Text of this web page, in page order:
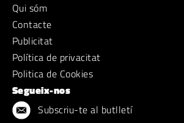
Qui sóm
Contacte
Publicitat
Política de privacitat
Politica de Cookies
Segueix-nos
Subscriu-te al butlletí